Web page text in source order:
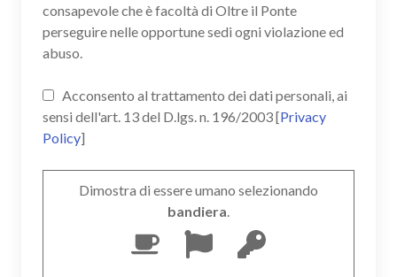
consapevole che è facoltà di Oltre il Ponte
perseguire nelle opportune sedi ogni violazione ed
abuso.
Acconsento al trattamento dei dati personali, ai
sensi dell'art. 13 del D.lgs. n. 196/2003 [Privacy
Policy]
Dimostra di essere umano selezionando
bandiera.